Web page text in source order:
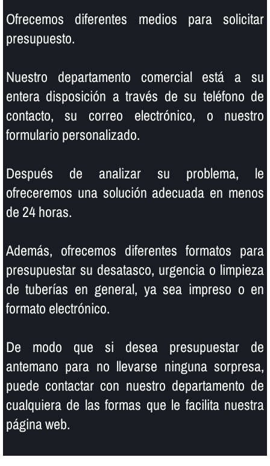
Ofrecemos diferentes medios para solicitar
presupuesto.
Nuestro departamento comercial está a su
entera disposición a través de su teléfono de
contacto, su correo electrónico, o nuestro
formulario personalizado.
Después de analizar su problema, le
ofreceremos una solución adecuada en menos
de 24 horas.
Además, ofrecemos diferentes formatos para
presupuestar su desatasco, urgencia o limpieza
de tuberí­as en general, ya sea impreso o en
formato electrónico.
De modo que si desea presupuestar de
antemano para no llevarse ninguna sorpresa,
puede contactar con nuestro departamento de
cualquiera de las formas que le facilita nuestra
página web.